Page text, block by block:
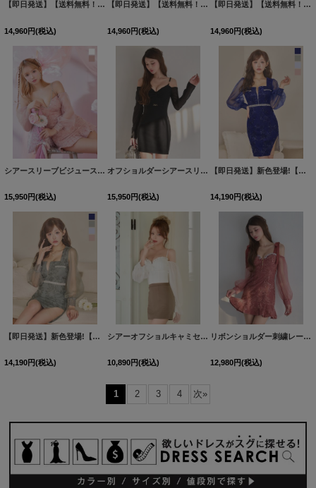
【即日発送】【送料無料！】刺繍レースオフショルミニドレス/キャバドレス【XS-XLサイズ/2カラー】[OF03] 【YN】dzw
14,960円(税込)
【即日発送】【送料無料！】刺繍レースオフショルミニドレス/キャバドレス【XS-XLサイズ/2カラー】[OF03] 【YN】dzw
14,960円(税込)
【即日発送】【送料無料！】刺繍レースオフショルミニドレス/キャバドレス【XS-XLサイズ/2カラー】[OF03] 【YN】dzw
14,960円(税込)
シアースリーブビジュースパンコールマーメイドミニドレス/キャバドレス【XS-XLサイズ/2カラー】[OF03] 【YN】dzwv
15,950円(税込)
オフショルダーシアースリーブツイストタイトミニドレス/キャバドレス【S-Lサイズ/1カラー】[HC02]【FS】
15,950円(税込)
【即日発送】新色登場!【送料無料】スクエアネック/フロントジップ/チュール袖/シアー/刺繍/レース/タイト/スリット/ミニドレス/キャバドレス【XS-XLサイズ/4カラー】[OF03-X]【YN】dzj
14,190円(税込)
【即日発送】新色登場!【送料無料】スクエアネック/フロントジップ/チュール袖/シアー/刺繍/レース/タイト/スリット/ミニドレス/キャバドレス【XS-XLサイズ/4カラー】[OF03-X]【YN】dzj
14,190円(税込)
シアーオフショルキャミセットアップタイトミニドレス/キャバドレス【XS-Lサイズ/1カラー】[OF03]【YN】dzwvBF
10,890円(税込)
リボンショルダー刺繍レースマーメイドドレス/キャバドレス【XS-Lサイズ/1カラー】[OF01] 【SB】dzjo
12,980円(税込)
1 2 3 4 次»